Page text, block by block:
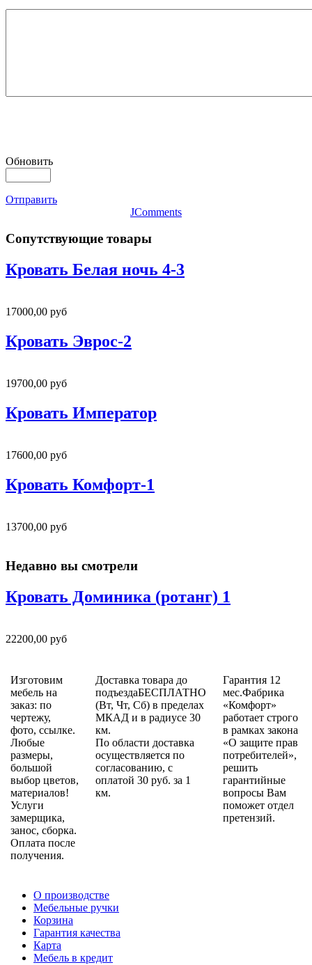
Обновить
Отправить
JComments
Сопутствующие товары
Кровать Белая ночь 4-3
17000,00 руб
Кровать Эврос-2
19700,00 руб
Кровать Император
17600,00 руб
Кровать Комфорт-1
13700,00 руб
Недавно вы смотрели
Кровать Доминика (ротанг) 1
22200,00 руб
Изготовим
мебель на
заказ: по
чертежу,
фото, ссылке.
Любые
размеры,
большой
выбор цветов,
материалов!
Услуги
замерщика,
занос, сборка.
Оплата после
получения.
Доставка товара до
подъездаБЕСПЛАТНО
(Вт, Чт, Сб) в пределах
МКАД и в радиусе 30
км.
По области доставка
осуществляется по
согласованию, с
оплатой 30 руб. за 1
км.
Гарантия 12
мес.Фабрика
«Комфорт»
работает строго
в рамках закона
«О защите прав
потребителей»,
решить
гарантийные
вопросы Вам
поможет отдел
претензий.
О производстве
Мебельные ручки
Корзина
Гарантия качества
Карта
Мебель в кредит